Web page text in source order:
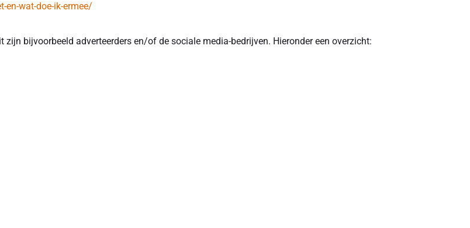
wat-doe-ik-ermee/
bijvoorbeeld adverteerders en/of de sociale media-bedrijven. Hieronder een overzicht: